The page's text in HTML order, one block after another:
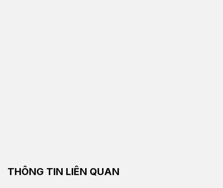
THÔNG TIN LIÊN QUAN